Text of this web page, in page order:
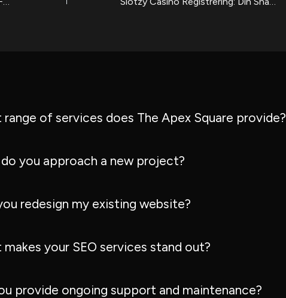
range of services does The Apex Square provide?
you approach a new project?
redesign my existing website?
makes your SEO services stand out?
provide ongoing support and maintenance?